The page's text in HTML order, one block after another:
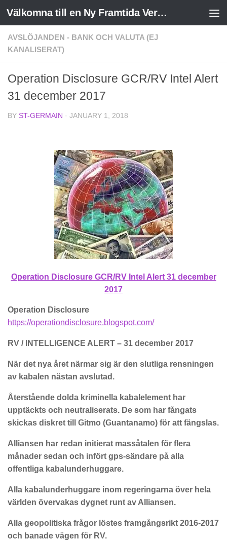
Skip to content Välkomna till en Ny Framtida Verklighet
AVSLÖJANDEN - BANK OCH VALUTA (EJ
KANALISERAT)
Operation Disclosure GCR/RV Intel Alert
31 december 2017
BY ST-GERMAIN · JANUARY 1, 2018
Operation Disclosure GCR/RV Intel Alert 31 december
2017
Operation Disclosure
https://operationdisclosure.blogspot.com/
RV / INTELLIGENCE ALERT – 31 december 2017
När det nya året närmar sig är den slutliga rensningen
av kabalen nästan avslutad.
Återstående dolda kriminella kabalelement har
upptäckts och neutraliserats. De som har fångats
skickas diskret till Gitmo (Guantanamo) för att fängslas.
Alliansen har redan initierat massåtalen för flera
månader sedan och infört gps-sändare på alla
offentliga kabalunderhuggare.
Alla kabalunderhuggare inom regeringarna över hela
världen övervakas dygnet runt av Alliansen.
Alla geopolitiska frågor löstes framgångsrikt 2016-2017
och banade vägen för RV.